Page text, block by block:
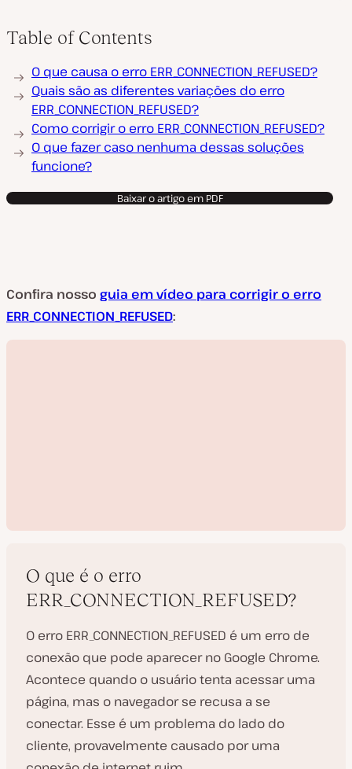
Table of Contents
O que causa o erro ERR_CONNECTION_REFUSED?
Quais são as diferentes variações do erro
ERR_CONNECTION_REFUSED?
Como corrigir o erro ERR_CONNECTION_REFUSED?
O que fazer caso nenhuma dessas soluções
funcione?
Baixar o artigo em PDF
Confira nosso guia em vídeo para corrigir o erro
ERR_CONNECTION_REFUSED:
R
e
p
o
u
i
v
í
O que é o erro
ERR_CONNECTION_REFUSED?
O erro ERR_CONNECTION_REFUSED é um erro de
conexão que pode aparecer no Google Chrome.
Acontece quando o usuário tenta acessar uma
página, mas o navegador se recusa a se
conectar. Esse é um problema do lado do
cliente, provavelmente causado por uma